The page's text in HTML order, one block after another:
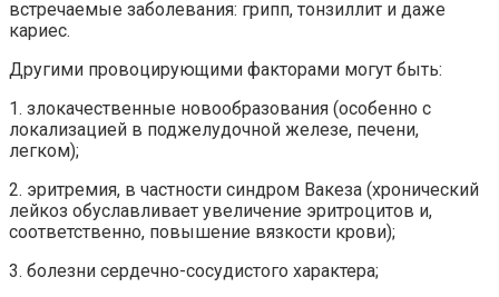
встречаемые заболевания: грипп, тонзиллит и даже
кариес.
Другими провоцирующими факторами могут быть:
1. злокачественные новообразования (особенно с
локализацией в поджелудочной железе, печени,
легком);
2. эритремия, в частности синдром Вакеза (хронический
лейкоз обуславливает увеличение эритроцитов и,
соответственно, повышение вязкости крови);
3. болезни сердечно-сосудистого характера;